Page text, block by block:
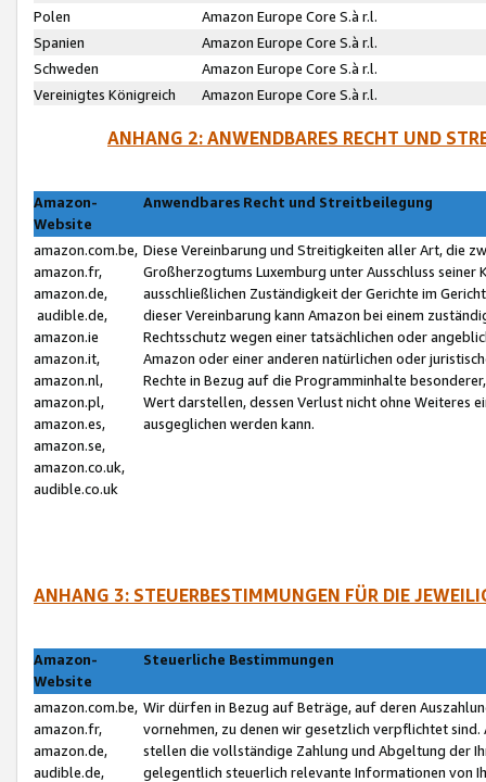
Polen
Amazon Europe Core S.à r.l.
Spanien
Amazon Europe Core S.à r.l.
Schweden
Amazon Europe Core S.à r.l.
Vereinigtes Königreich
Amazon Europe Core S.à r.l.
ANHANG 2: ANWENDBARES RECHT UND
Amazon-
Website
Anwendbares Recht und Streitbeilegung
amazon.com.be,
amazon.fr,
amazon.de,
audible.de,
amazon.ie
amazon.it,
amazon.nl,
amazon.pl,
amazon.es,
amazon.se,
amazon.co.uk,
audible.co.uk
Diese Vereinbarung und Streitigkeiten aller Art, die
Großherzogtums Luxemburg unter Ausschluss
ausschließlichen Zuständigkeit der Gerichte im
dieser Vereinbarung kann Amazon bei einem
Rechtsschutz wegen einer tatsächlichen oder
Amazon oder einer anderen natürlichen oder
Rechte in Bezug auf die Programminhalte
Wert darstellen, dessen Verlust nicht ohne Weiteres
ausgeglichen werden kann.
ANHANG 3: STEUERBESTIMMUNGEN FÜR DIE
Amazon-
Website
Steuerliche Bestimmungen
amazon.com.be,
amazon.fr,
amazon.de,
audible.de,
Wir dürfen in Bezug auf Beträge, auf deren
vornehmen, zu denen wir gesetzlich verpflichtet
stellen die vollständige Zahlung und Abgeltung der
gelegentlich steuerlich relevante Informationen von